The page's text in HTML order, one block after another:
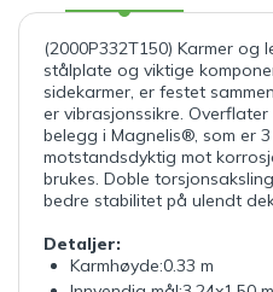
(2000P332T150) Karmer og
stålplate og viktige
sidekarmer, er festet
er vibrasjonssikre.
belegg i Magnelis®, som er
motstandsdyktig mot
brukes. Doble
bedre stabilitet på ulendt
Detaljer:
Karmhøyde:0.33 m